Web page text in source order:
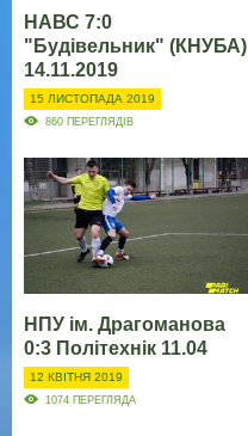
НАВС 7:0
"Будівельник" (КНУБА)
14.11.2019
15 ЛИСТОПАДА 2019
860 ПЕРЕГЛЯДІВ
НПУ ім. Драгоманова
0:3 Політехнік 11.04
12 КВІТНЯ 2019
1074 ПЕРЕГЛЯДА